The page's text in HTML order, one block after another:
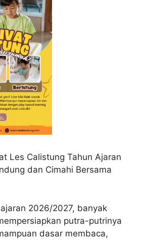
Les Calistung Tahun Ajaran
dan Cimahi Bersama
2026/2027, banyak
putra-putrinya
dasar membaca,